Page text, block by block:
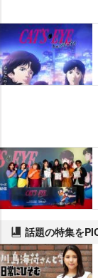
話題の特集を